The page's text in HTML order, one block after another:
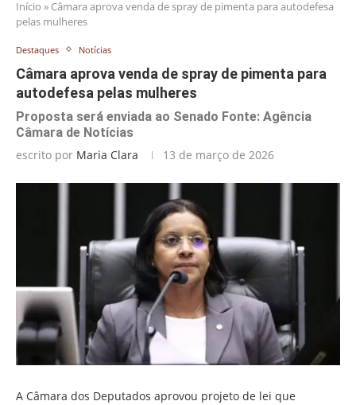
Início » Câmara aprova venda de spray de pimenta para autodefesa
pelas mulheres
Destaques Notícias
Câmara aprova venda de spray de pimenta para
autodefesa pelas mulheres
Proposta será enviada ao Senado Fonte: Agência
Câmara de Notícias
escrito por Maria Clara 13 de março de 2026
A Câmara dos Deputados aprovou projeto de lei que